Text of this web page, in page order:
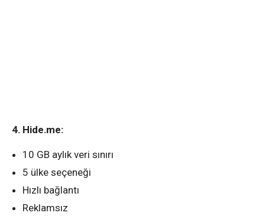
4. Hide.me:
10 GB aylık veri sınırı
5 ülke seçeneği
Hızlı bağlantı
Reklamsız